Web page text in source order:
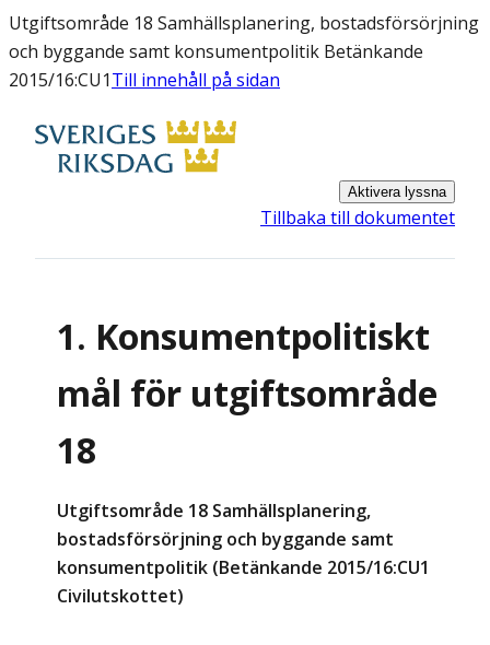
Utgiftsområde 18 Samhällsplanering, bostadsförsörjning
och byggande samt konsumentpolitik Betänkande
2015/16:CU1Till innehåll på sidan
Aktivera lyssna
Tillbaka till dokumentet
1. Konsumentpolitiskt
mål för utgiftsområde
18
Utgiftsområde 18 Samhällsplanering,
bostadsförsörjning och byggande samt
konsumentpolitik (Betänkande 2015/16:CU1
Civilutskottet)